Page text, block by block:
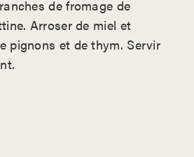
de fromage de
Arroser de miel et
pignons et de thym. Servir